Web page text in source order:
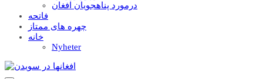
درمورد پناهجويان افغان
فاتحه
چهره های ممتاز
خانه
Nyheter